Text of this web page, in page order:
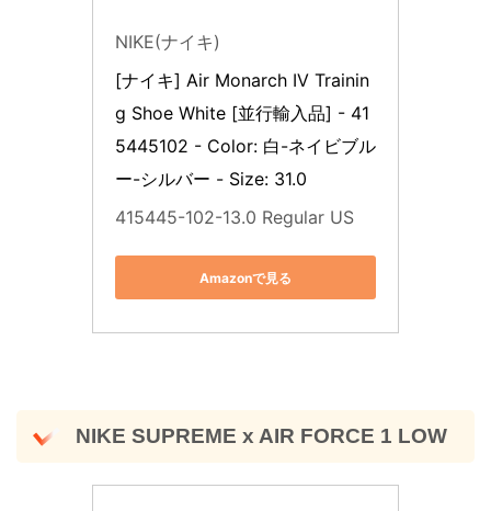
NIKE(ナイキ)
[ナイキ] Air Monarch IV Trainin
g Shoe White [並行輸入品] - 41
5445102 - Color: 白-ネイビブル
ー-シルバー - Size: 31.0
415445-102-13.0 Regular US
Amazonで見る
NIKE SUPREME x AIR FORCE 1 LOW